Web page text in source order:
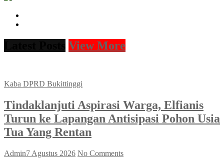
View More
Kaba DPRD Bukittinggi
Tindaklanjuti Aspirasi Warga, Elfianis
Turun ke Lapangan Antisipasi Pohon Usia
Tua Yang Rentan
Admin7 Agustus 2026 No Comments